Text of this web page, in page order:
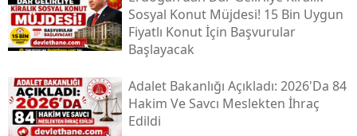
Sosyal Konut Müjdesi! 15 Bin Uygun
Fiyatlı Konut İçin Başvurular
Başlayacak
Adalet Bakanlığı Açıkladı: 2026'da 84
Hakim Ve Savcı Meslekten İhraç
Edildi